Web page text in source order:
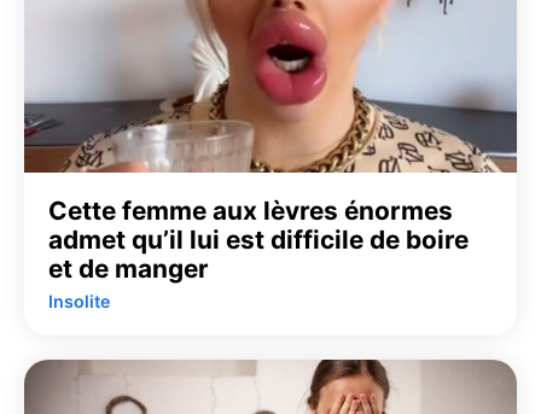
Cette femme aux lèvres énormes
admet qu’il lui est difficile de boire
et de manger
Insolite